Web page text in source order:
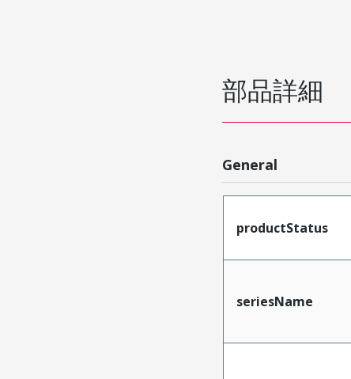
部品詳細
General
productStatus
seriesName